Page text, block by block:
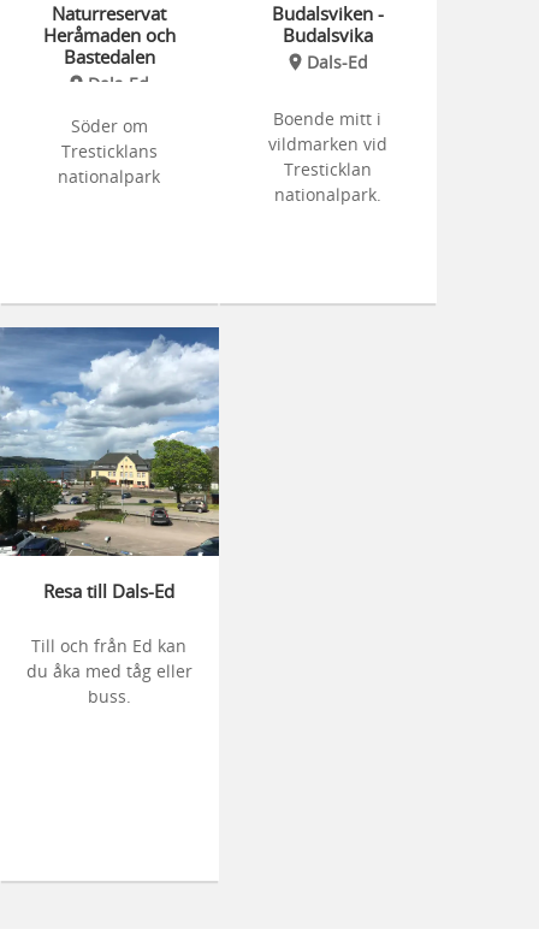
Naturreservat
Heråmaden och
Bastedalen
Dals-Ed
Söder om
Tresticklans
nationalpark
Budalsviken -
Budalsvika
Dals-Ed
Boende mitt i
vildmarken vid
Tresticklan
nationalpark.
Resa till Dals-Ed
Till och från Ed kan
du åka med tåg eller
buss.